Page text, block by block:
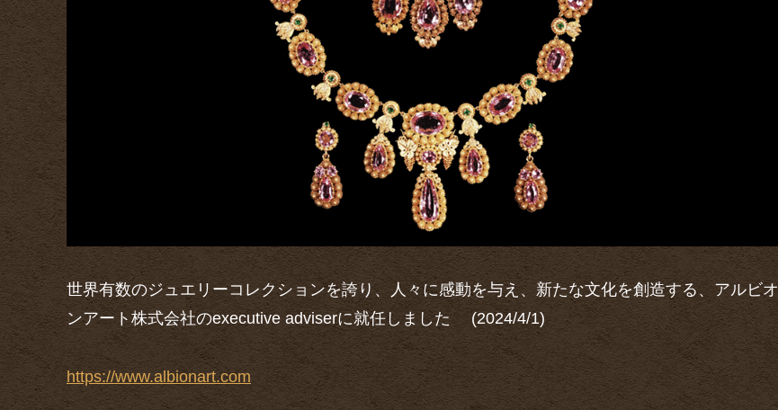
世界有数のジュエリーコレクションを誇り、人々に感動を与え、新たな文化を創造する、アルビオ
ンアート株式会社のexecutive adviserに就任しました (2024/4/1)
https://www.albionart.com